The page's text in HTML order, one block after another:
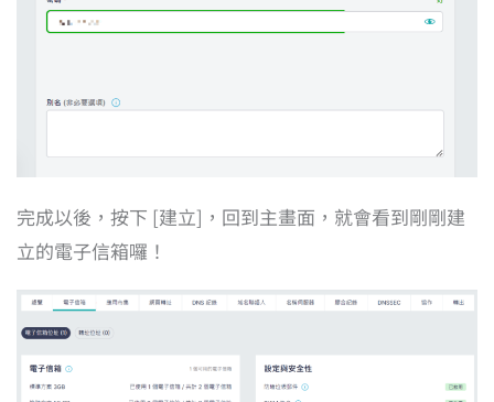
完成以後，按下 [建立]，回到主畫面，就會看到剛剛建
立的電子信箱囉！